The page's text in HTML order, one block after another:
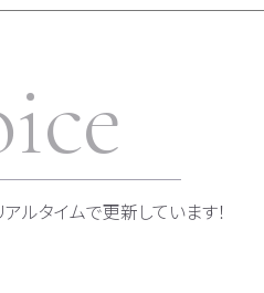
ルタイムで更新しています！